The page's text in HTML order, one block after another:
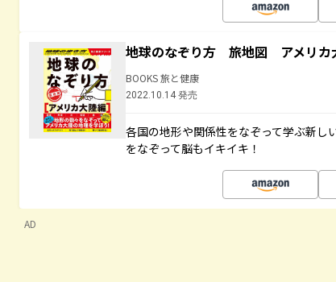
地球のなぞり方 旅地図 アメリカ
BOOKS 旅と健康
2022.10.14 発売
各国の地形や関係性をなぞって学ぶ新し
をなぞって脳もイキイキ！
AD